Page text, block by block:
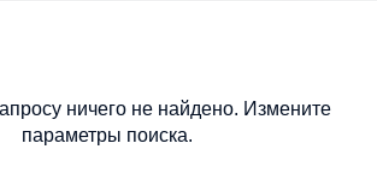
ничего не найдено. Измените
параметры поиска.